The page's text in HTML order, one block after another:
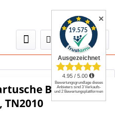
Select Language▼
Brother TN-
TN2010
✕